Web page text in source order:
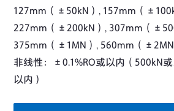
127mm（±50kN）, 157mm（
227mm（±200kN）, 307mm（
375mm（±1MN）, 560mm（±2MN
非线性：±0.1%RO或以内（500kN
以内）